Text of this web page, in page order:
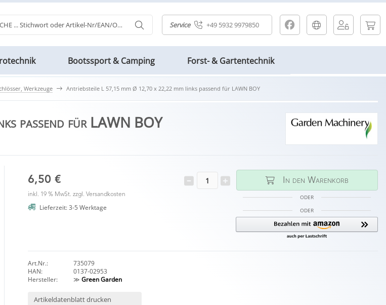
Service +49 5932 9979850
Bootssport & Camping Forst- & Gartentechnik
Werkzeuge Antriebsteile L 57,15 mm Ø 12,70 x 22,22 mm links passend für LAWN BOY
passend für LAWN BOY
6,50 €
inkl. 19 % MwSt. zzgl. Versandkosten
Lieferzeit: 3-5 Werktage
In den Warenkorb
ODER
ODER
Art.Nr.:
735079
HAN:
0137-02953
Hersteller:
≫ Green Garden
Artikeldatenblatt drucken